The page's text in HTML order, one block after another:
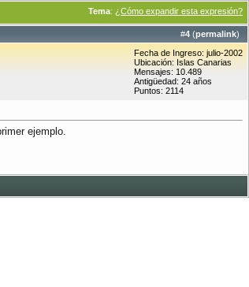
Tema: ¿Cómo expandir esta expresión?
#4 (permalink)
Fecha de Ingreso: julio-2002
Ubicación: Islas Canarias
Mensajes: 10.489
Antigüedad: 24 años
Puntos: 2114
ejemplo.